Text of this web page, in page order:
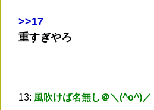
>>17
重すぎやろ
13: 風吹けば名無し＠＼(^o^)／